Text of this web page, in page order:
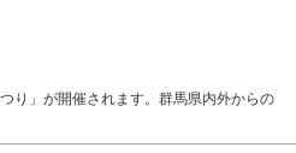
り」が開催されます。群馬県内外からの